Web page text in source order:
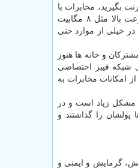
بگیرید، مخابرات با
استفاده از سیم مسی، این ارتباط را بوجود می آورد كه اپراتور بتواند به شما اینترنت بدهد. اگر بخواهید اینترنت با سرعت بالا مثل ۸ مگابیت
خیلی از موارد حتی
و خانه ها هنوز
شبكه فیبر اختصاصی
امكانات مخابرات به
مشكل زیاد است و در
را گذاشتند و
گرمایش و ایمنی و